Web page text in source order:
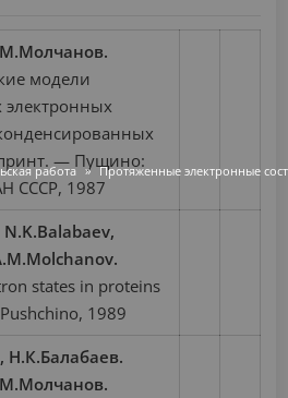
работа Протяженные электронные
модели
— Пущино:
СССР, 1987
states in proteins
1989
Н.К.Балабаев.